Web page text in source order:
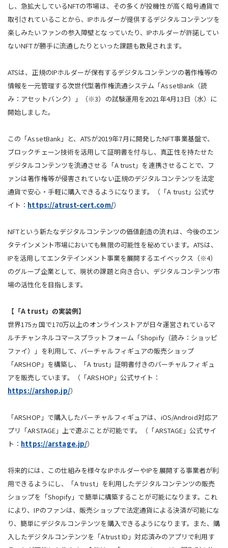
し、急拡大しているNFTの市場は、その多くが投機性が高く暗号通貨で
取引されていることから、IPホルダーが提供するデジタルコンテンツを
楽しみたいファンの参入障壁となっていたり、IPホルダーが許諾してい
ないNFTが勝手に流通したりといった課題も散見されます。
ATSは、正規のIPホルダーが保有するデジタルコンテンツの著作権等の
情報を一元管理する次世代型著作権流通システム「AssetBank（読
み：アセットバンク）」（※3）の試験運用を2021年4月13日（水）に
開始しました。
この「AssetBank」と、ATSが2019年7月に開発したNFT事業基盤で、
ブロックチェーン技術を活用して証明書を付与し、真正性を持たせた
デジタルコンテンツを流通させる「A trust」を連携させることで、フ
ァンは著作権等が侵害されていない正規のデジタルコンテンツを法定
通貨で安心・手軽に購入できるようになります。（「A trust」公式サ
イト： https://atrust-cert.com/）
NFTという新たなデジタルコンテンツの価値創造の流れは、今後のエン
タテインメント市場においても無限の可能性を秘めています。ATSは、
IPを活用してエンタテインメント事業を展開するエイベックス（※4）
のグループ企業として、現状の課題と向き合い、デジタルコンテンツ市
場の活性化を目指します。
【「A trust」の実装例】
世界175ヵ国で170万以上のオンラインストアが日々運営されているマ
ルチチャンネルコマースプラットフォーム「Shopify（読み：ショッピ
ファイ）」を利用して、バーチャルフィギュアの販売ショップ
「ARSHOP」を構築し、「A trust」証明書付きのバーチャルフィギュ
アを販売しています。（「ARSHOP」公式サイト：
https://arshop.jp/）
「ARSHOP」で購入したバーチャルフィギュアは、iOS/Android対応ア
プリ「ARSTAGE」上で遊ぶことが可能です。（「ARSTAGE」公式サイ
ト： https://arstage.jp/）
将来的には、この仕組みを様々なIPホルダーやIPを展開する事業者が利
用できるようにし、「A trust」を利用したデジタルコンテンツの販売
ショップを「Shopify」で簡単に構築することが可能になります。これ
により、IPのファンは、販売ショップで法定通貨による決済が可能にな
り、簡単にデジタルコンテンツを購入できるようになります。また、購
入したデジタルコンテンツを「Atrust ID」対応済みのアプリで利用す